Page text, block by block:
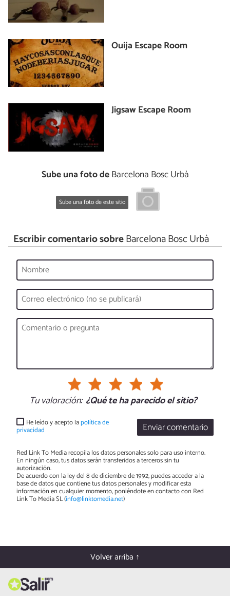
Ouija Escape Room
Jigsaw Escape Room
Sube una foto deBarcelona Bosc Urbà
Sube una foto de este sitio
Escribir comentario sobreBarcelona Bosc Urbà
Tu valoración: ¿Qué te ha parecido el sitio?
Enviar comentario
He leído y acepto lapolítica de
privacidad
Red Link To Media recopila los datos personales solo para uso interno.
En ningún caso, tus datos serán transferidos a terceros sin tu
autorización.
De acuerdo con la ley del 8 de diciembre de 1992, puedes acceder a la
base de datos que contiene tus datos personales y modificar esta
información en cualquier momento, poniéndote en contacto con Red
Link To Media SL (info@linktomedia.net)
Volver arriba ↑